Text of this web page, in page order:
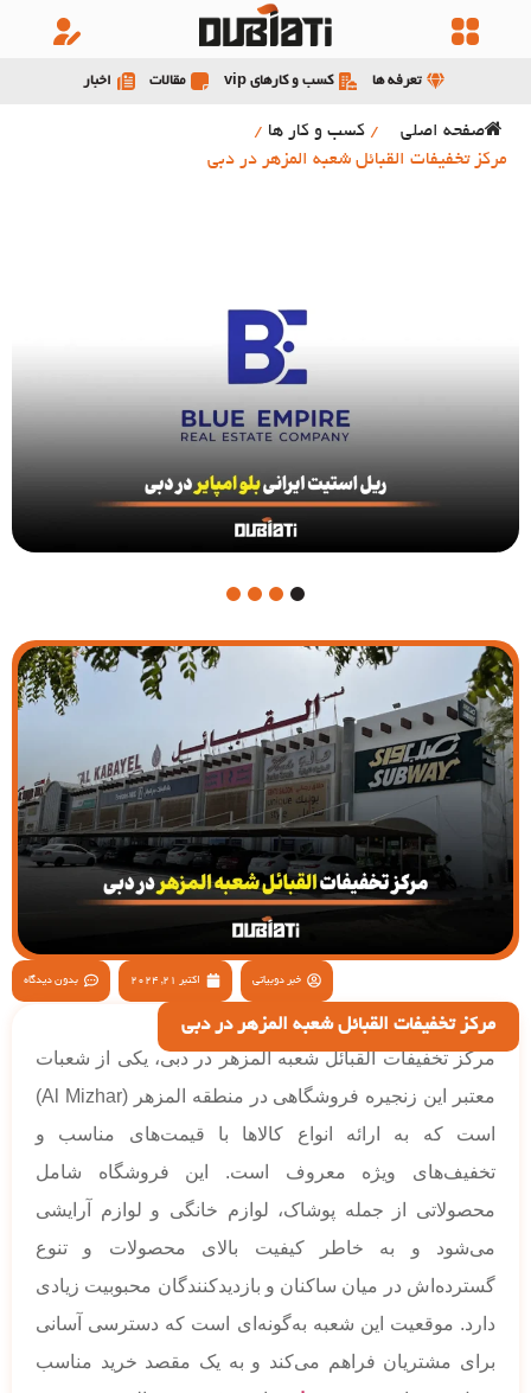
تعرفه ها کسب و کارهای vip مقالات اخبار
صفحه اصلی / کسب و کار ها /
مرکز تخفیفات القبائل شعبه المزهر در دبی
خبر دوبیاتی اکتبر 21, 2024 بدون دیدگاه
مرکز تخفیفات القبائل شعبه المزهر در دبی
مرکز تخفیفات القبائل شعبه المزهر در دبی، یکی از شعبات
معتبر این زنجیره فروشگاهی در منطقه المزهر (Al Mizhar)
است که به ارائه انواع کالاها با قیمت‌های مناسب و
تخفیف‌های ویژه معروف است. این فروشگاه شامل
محصولاتی از جمله پوشاک، لوازم خانگی و لوازم آرایشی
می‌شود و به خاطر کیفیت بالای محصولات و تنوع
گسترده‌اش در میان ساکنان و بازدیدکنندگان محبوبیت زیادی
دارد. موقعیت این شعبه به‌گونه‌ای است که دسترسی آسانی
برای مشتریان فراهم می‌کند و به یک مقصد خرید مناسب
1